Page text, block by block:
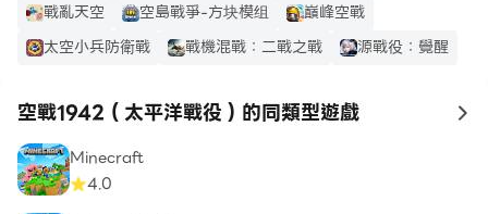
戰亂天空
空島戰爭-方块模组
巔峰空戰
太空小兵防衛戰
戰機混戰：二戰之戰 源戰役：覺醒
空戰1942（太平洋戰役）的同類型遊戲 to
Minecraft
4.0